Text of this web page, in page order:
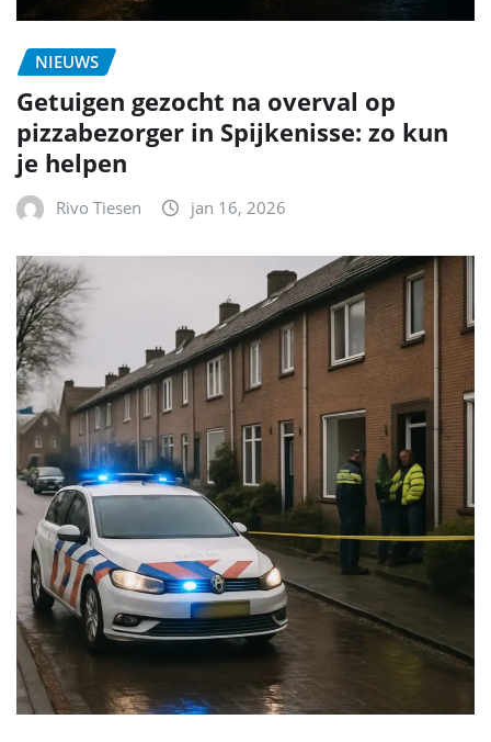
NIEUWS
Getuigen gezocht na overval op
pizzabezorger in Spijkenisse: zo kun
je helpen
Rivo Tiesen jan 16, 2026